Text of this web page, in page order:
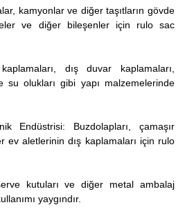
kamyonlar ve diğer taşıtların gövde
ve diğer bileşenler için rulo sac
dış duvar kaplamaları,
su olukları gibi yapı malzemelerinde
Endüstrisi: Buzdolapları, çamaşır
ev aletlerinin dış kaplamaları için rulo
kutuları ve diğer metal ambalaj
yaygındır.